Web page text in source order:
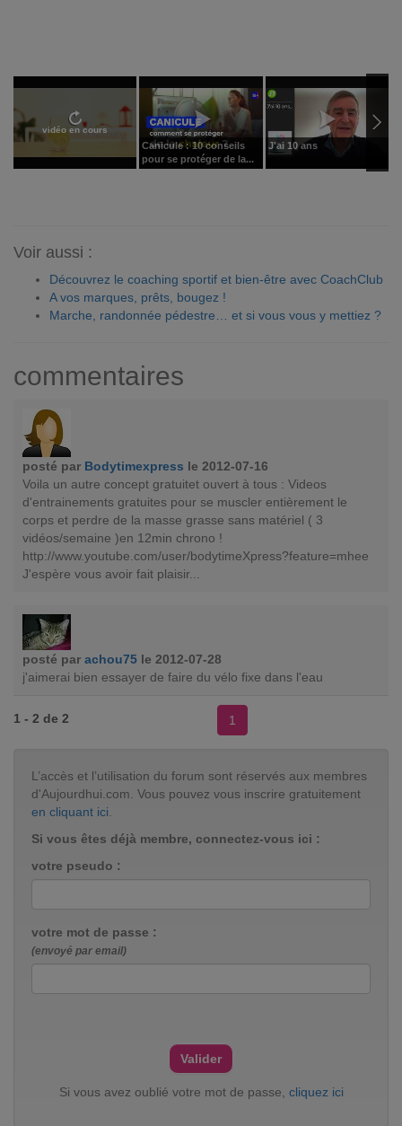
vidéo en cours
Canicule : 10 conseils
pour se protéger de la...
J'ai 10 ans
Voir aussi :
Découvrez le coaching sportif et bien-être avec CoachClub
A vos marques, prêts, bougez !
Marche, randonnée pédestre… et si vous vous y mettiez ?
commentaires
posté par Bodytimexpress le 2012-07-16
Voila un autre concept gratuitet ouvert à tous : Videos
d'entrainements gratuites pour se muscler entièrement le
corps et perdre de la masse grasse sans matériel ( 3
vidéos/semaine )en 12min chrono !
http://www.youtube.com/user/bodytimeXpress?feature=mhee
J'espère vous avoir fait plaisir...
posté par achou75 le 2012-07-28
j'aimerai bien essayer de faire du vélo fixe dans l'eau
1 - 2 de 2 1
L’accès et l’utilisation du forum sont réservés aux membres
d'Aujourdhui.com. Vous pouvez vous inscrire gratuitement
en cliquant ici.
Si vous êtes déjà membre, connectez-vous ici :
votre pseudo :
votre mot de passe :
(envoyé par email)
Si vous avez oublié votre mot de passe, cliquez ici